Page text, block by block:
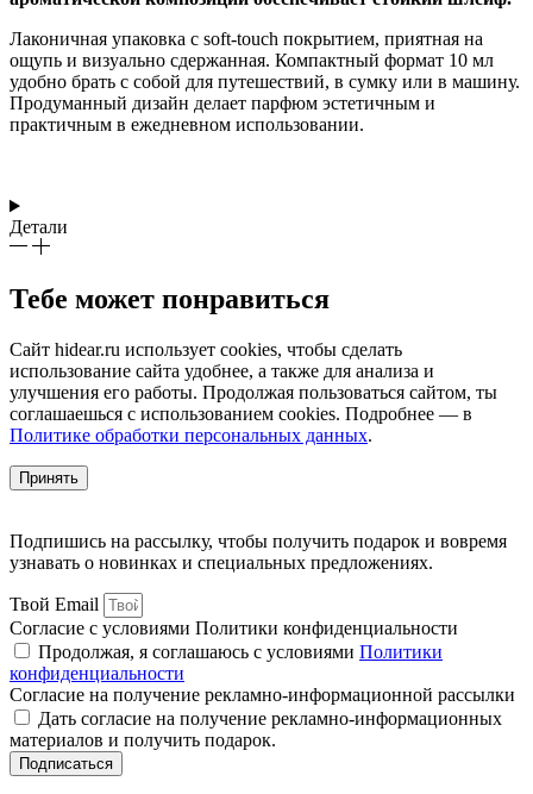
Лаконичная упаковка с soft-touch покрытием, приятная на
ощупь и визуально сдержанная. Компактный формат 10 мл
удобно брать с собой для путешествий, в сумку или в машину.
Продуманный дизайн делает парфюм эстетичным и
практичным в ежедневном использовании.
Детали
Тебе может понравиться
Сайт hidear.ru использует cookies, чтобы сделать
использование сайта удобнее, а также для анализа и
улучшения его работы. Продолжая пользоваться сайтом, ты
соглашаешься с использованием cookies. Подробнее — в
Политике обработки персональных данных.
Принять
Подпишись на рассылку, чтобы получить подарок и вовремя
узнавать о новинках и специальных предложениях.
Твой Email
Согласие с условиями Политики конфиденциальности
Продолжая, я соглашаюсь с условиями Политики
конфиденциальности
Согласие на получение рекламно-информационной рассылки
Дать согласие на получение рекламно-информационных
материалов и получить подарок.
Подписаться